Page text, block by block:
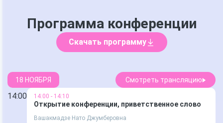
Программа конференции
Скачать программу
18 НОЯБРЯ Смотреть трансляцию
14:00 14:00 - 14:10
Открытие конференции, приветственное слово
Вашакмадзе Нато Джумберовна